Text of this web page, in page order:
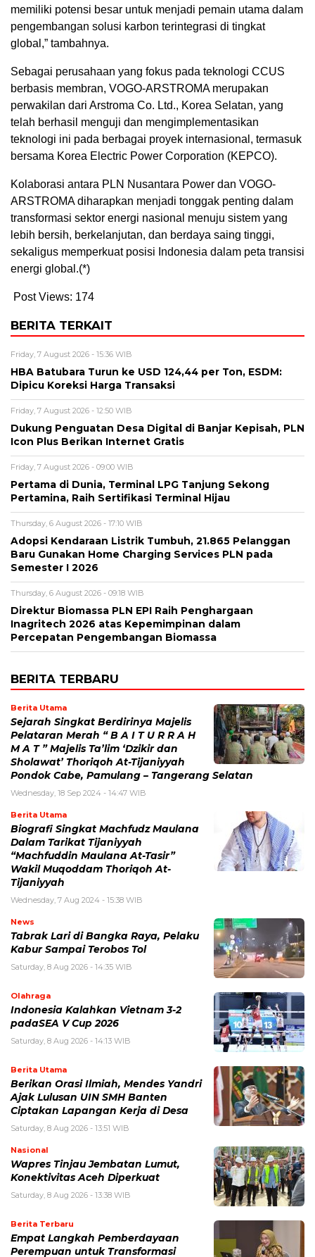
memiliki potensi besar untuk menjadi pemain utama dalam
pengembangan solusi karbon terintegrasi di tingkat
global,” tambahnya.
Sebagai perusahaan yang fokus pada teknologi CCUS
berbasis membran, VOGO-ARSTROMA merupakan
perwakilan dari Arstroma Co. Ltd., Korea Selatan, yang
telah berhasil menguji dan mengimplementasikan
teknologi ini pada berbagai proyek internasional, termasuk
bersama Korea Electric Power Corporation (KEPCO).
Kolaborasi antara PLN Nusantara Power dan VOGO-
ARSTROMA diharapkan menjadi tonggak penting dalam
transformasi sektor energi nasional menuju sistem yang
lebih bersih, berkelanjutan, dan berdaya saing tinggi,
sekaligus memperkuat posisi Indonesia dalam peta transisi
energi global.(*)
Post Views: 174
BERITA TERKAIT
Friday, 7 August 2026 - 15:36 WIB
HBA Batubara Turun ke USD 124,44 per Ton, ESDM:
Dipicu Koreksi Harga Transaksi
Friday, 7 August 2026 - 12:50 WIB
Dukung Penguatan Desa Digital di Banjar Kepisah, PLN
Icon Plus Berikan Internet Gratis
Friday, 7 August 2026 - 09:00 WIB
Pertama di Dunia, Terminal LPG Tanjung Sekong
Pertamina, Raih Sertifikasi Terminal Hijau
Thursday, 6 August 2026 - 17:10 WIB
Adopsi Kendaraan Listrik Tumbuh, 21.865 Pelanggan
Baru Gunakan Home Charging Services PLN pada
Semester I 2026
Thursday, 6 August 2026 - 09:18 WIB
Direktur Biomassa PLN EPI Raih Penghargaan
Inagritech 2026 atas Kepemimpinan dalam
Percepatan Pengembangan Biomassa
BERITA TERBARU
Berita Utama
Sejarah Singkat Berdirinya Majelis
Pelataran Merah “ B A I T U R R A H
M A T ” Majelis Ta’lim ‘Dzikir dan
Sholawat’ Thoriqoh At-Tijaniyyah
Pondok Cabe, Pamulang – Tangerang Selatan
Wednesday, 18 Sep 2024 - 14:47 WIB
Berita Utama
Biografi Singkat Machfudz Maulana
Dalam Tarikat Tijaniyyah
“Machfuddin Maulana At-Tasir”
Wakil Muqoddam Thoriqoh At-
Tijaniyyah
Wednesday, 7 Aug 2024 - 15:38 WIB
News
Tabrak Lari di Bangka Raya, Pelaku
Kabur Sampai Terobos Tol
Saturday, 8 Aug 2026 - 14:35 WIB
Olahraga
Indonesia Kalahkan Vietnam 3-2
padaSEA V Cup 2026
Saturday, 8 Aug 2026 - 14:13 WIB
Berita Utama
Berikan Orasi Ilmiah, Mendes Yandri
Ajak Lulusan UIN SMH Banten
Ciptakan Lapangan Kerja di Desa
Saturday, 8 Aug 2026 - 13:51 WIB
Nasional
Wapres Tinjau Jembatan Lumut,
Konektivitas Aceh Diperkuat
Saturday, 8 Aug 2026 - 13:38 WIB
Berita Terbaru
Empat Langkah Pemberdayaan
Perempuan untuk Transformasi